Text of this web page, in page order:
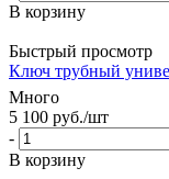
В корзину
Быстрый просмотр
Ключ трубный
Много
5 100 руб./шт
-
В корзину